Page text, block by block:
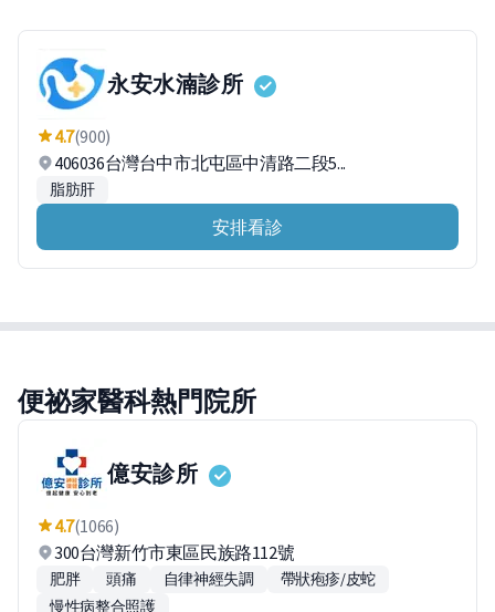
永安水湳診所
4.7(900)
406036台灣台中市北屯區中清路二段5...
脂肪肝
安排看診
便祕家醫科熱門院所
億安診所
4.7(1066)
300台灣新竹市東區民族路112號
肥胖 頭痛 自律神經失調
帶狀疱疹/皮蛇
慢性病整合照護